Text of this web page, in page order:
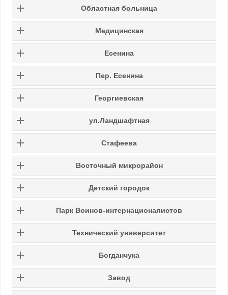
Областная больница
Медицинская
Есенина
Пер. Есенина
Георгиевская
ул.Ландшафтная
Стафеева
Восточный микрорайон
Детский городок
Парк Воинов-интернационалистов
Технический университет
Богданчука
Завод